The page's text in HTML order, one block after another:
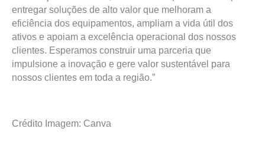
entregar soluções de alto valor que melhoram a
eficiência dos equipamentos, ampliam a vida útil dos
ativos e apoiam a excelência operacional dos nossos
clientes. Esperamos construir uma parceria que
impulsione a inovação e gere valor sustentável para
nossos clientes em toda a região.”
Crédito Imagem: Canva